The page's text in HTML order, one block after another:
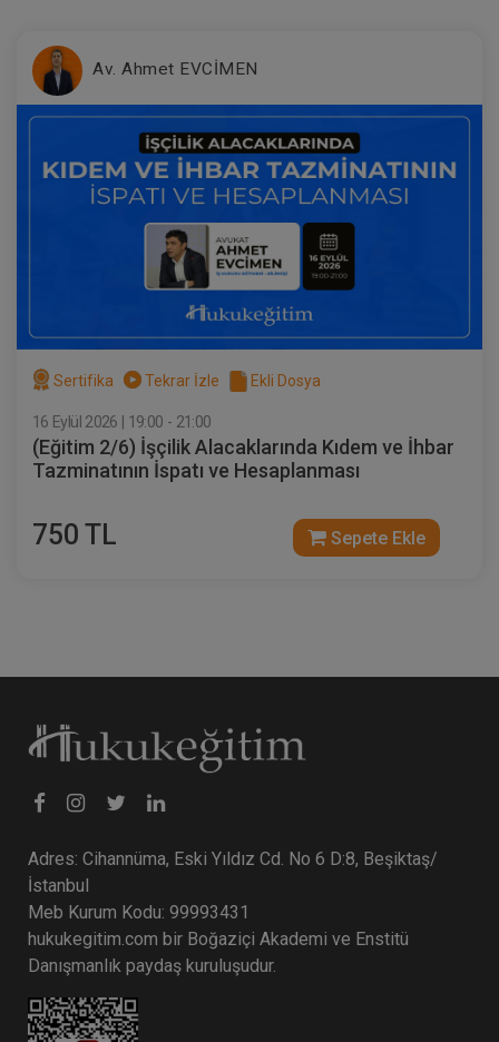
IV. Borçlar Hukuku Kongresi Tüm
Oturumlar (8 Oturum)
TL
Sepete Ekle
Tüketici Hukuku Enstitüsü
Hukuku Kongresi - VII. Oturum
Tüketici Hukuku Enstitüsü
Av. Ahmet EVCİMEN
Sertifika Tekrar İzle Ekli Dosya
16 Eylül 2026 | 19:00 - 21:00
(Eğitim 2/6) İşçilik Alacaklarında Kıdem ve İhbar
Tazminatının İspatı ve Hesaplanması
750 TL Sepete Ekle
Adres: Cihannüma, Eski Yıldız Cd. No 6 D:8, Beşiktaş/
İstanbul
Meb Kurum Kodu: 99993431
hukukegitim.com bir Boğaziçi Akademi ve Enstitü
Danışmanlık paydaş kuruluşudur.